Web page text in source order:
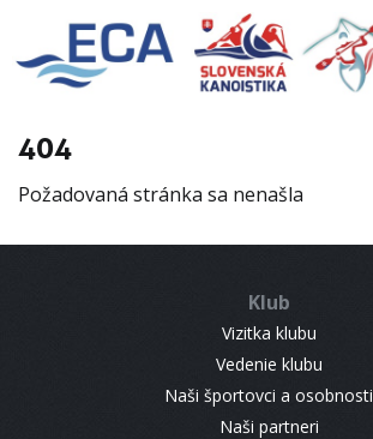
404
Požadovaná stránka sa nenašla
Klub
Vizitka klubu
Vedenie klubu
Naši športovci a osobnosti
Naši partneri
EURO 19
INFO
RESULTS
CONTACT